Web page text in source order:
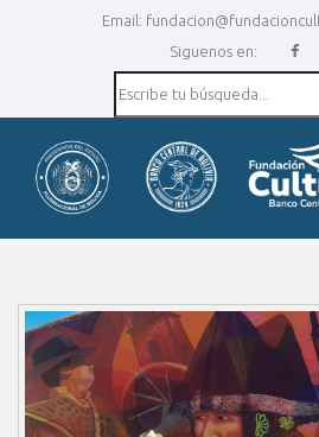
Email:
Siguenos en: